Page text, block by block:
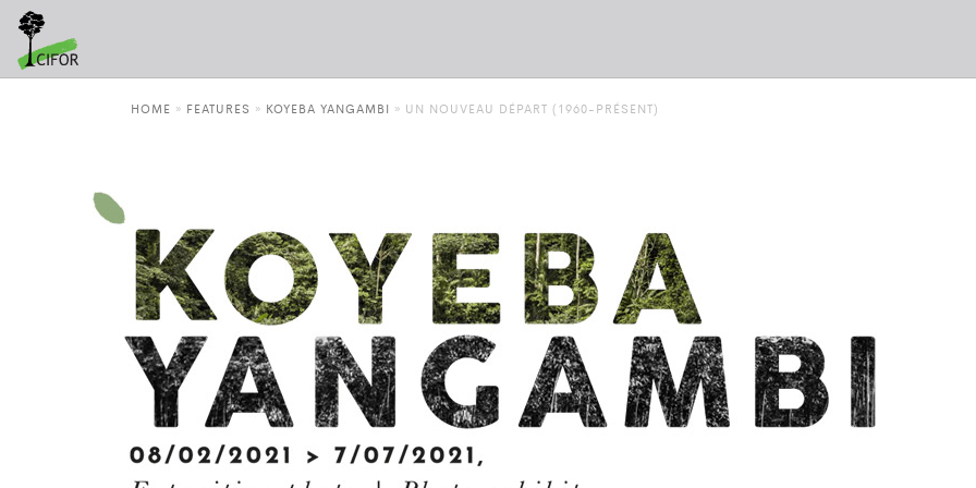
HOME » FEATURES » KOYEBA YANGAMBI » UN NOUVEAU DÉPART (1960-PRÉSENT)